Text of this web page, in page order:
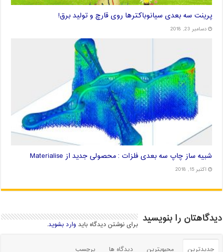
پرینت سه بعدی سیانوباکترها روی قارچ و تولید برق!
دسامبر 23, 2018
شبیه ساز چاپ سه بعدی فلزات : محصولی جدید از Materialise
اکتبر 15, 2018
دیدگاهتان را بنویسید برای نوشتن دیدگاه باید وارد بشوید.
جدیدترین محبوبترین دیدگاه ها برچسب